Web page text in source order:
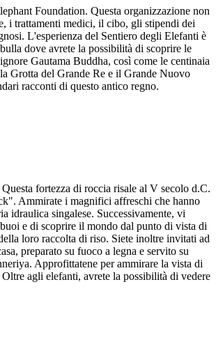
Foundation. Questa organizzazione non
i trattamenti medici, il cibo, gli stipendi dei
L'esperienza del Sentiero degli Elefanti è
dove avrete la possibilità di scoprire le
Gautama Buddha, così come le centinaia
Grotta del Grande Re e il Grande Nuovo
racconti di questo antico regno.
fortezza di roccia risale al V secolo d.C.
Ammirate i magnifici affreschi che hanno
idraulica singalese. Successivamente, vi
e di scoprire il mondo dal punto di vista di
loro raccolta di riso. Siete inoltre invitati ad
preparato su fuoco a legna e servito su
Approfittatene per ammirare la vista di
agli elefanti, avrete la possibilità di vedere